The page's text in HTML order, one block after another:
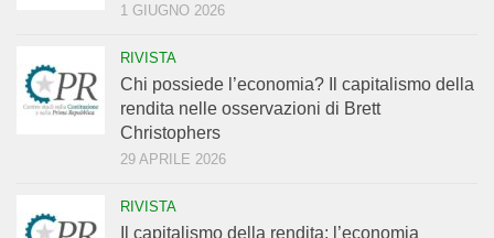
1 GIUGNO 2026
RIVISTA
Chi possiede l’economia? Il capitalismo della
rendita nelle osservazioni di Brett
Christophers
29 APRILE 2026
RIVISTA
Il capitalismo della rendita: l’economia